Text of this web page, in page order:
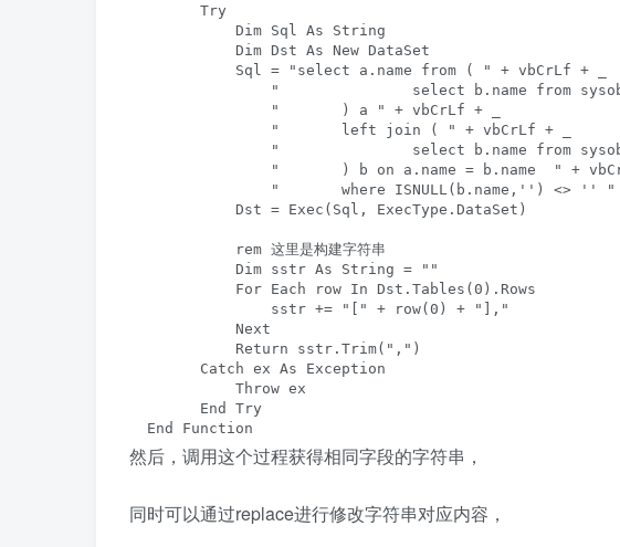
Try
Dim Sql As String
Dim Dst As New DataSet
Sql = "select a.name from ( " + vbCrLf + _
"		select b.name from sysobjects a	left join syscolumns b on a.id = b.id where a.name = '" + 表1名称 + "' " + vbCrLf + _
"	) a " + vbCrLf + _
"	left join ( " + vbCrLf + _
"		select b.name from sysobjects a left join syscolumns b on a.id = b.id where a.name = '" + 表2名称 + "' " + vbCrLf + _
"	) b on a.name = b.name  " + vbCrLf + _
"	where ISNULL(b.name,'') <> '' "
Dst = Exec(Sql, ExecType.DataSet)
rem 这里是构建字符串
Dim sstr As String = ""
For Each row In Dst.Tables(0).Rows
sstr += "[" + row(0) + "],"
Next
Return sstr.Trim(",")
Catch ex As Exception
Throw ex
End Try
End Function
然后，调用这个过程获得相同字段的字符串，
同时可以通过replace进行修改字符串对应内容，